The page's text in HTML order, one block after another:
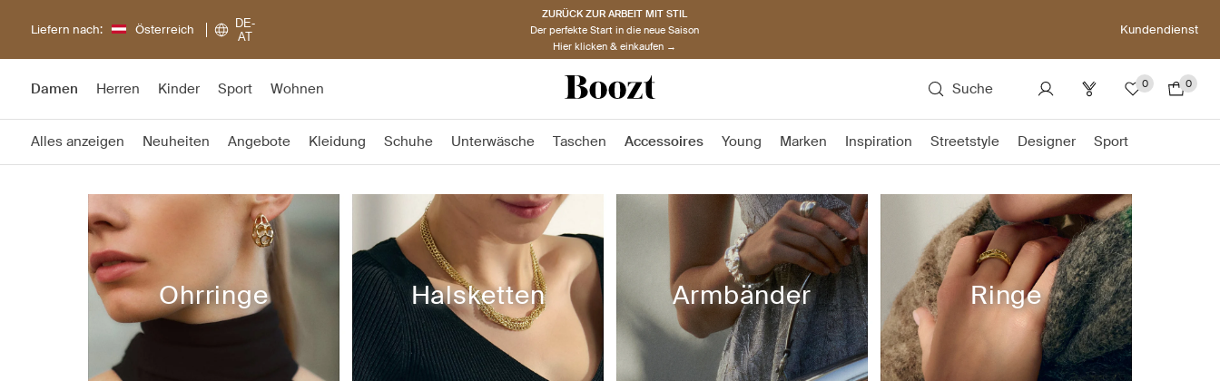
Liefern nach: Österreich
DE-
AT
ZURÜCK ZUR ARBEIT MIT STIL
Der perfekte Start in die neue Saison
Hier klicken & einkaufen →
Kundendienst
Damen Herren Kinder Sport Wohnen Suche 0 0
Alles anzeigen Neuheiten Angebote Kleidung Schuhe Unterwäsche Taschen Accessoires Young Marken Inspiration Streetstyle Designer Sport
Ohrringe Halsketten Armbänder Ringe